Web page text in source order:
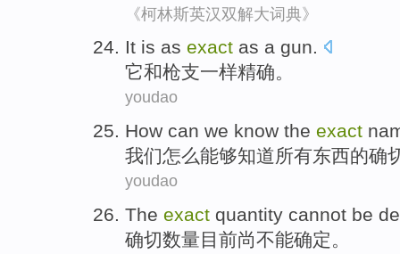
《柯林斯英汉双解大词典》
It is as exact as a gun.
它和枪支一样精确。
youdao
How can we know the exact
我们怎么能够知道所有东西的确
youdao
The exact quantity cannot be
确切数量目前尚不能确定。